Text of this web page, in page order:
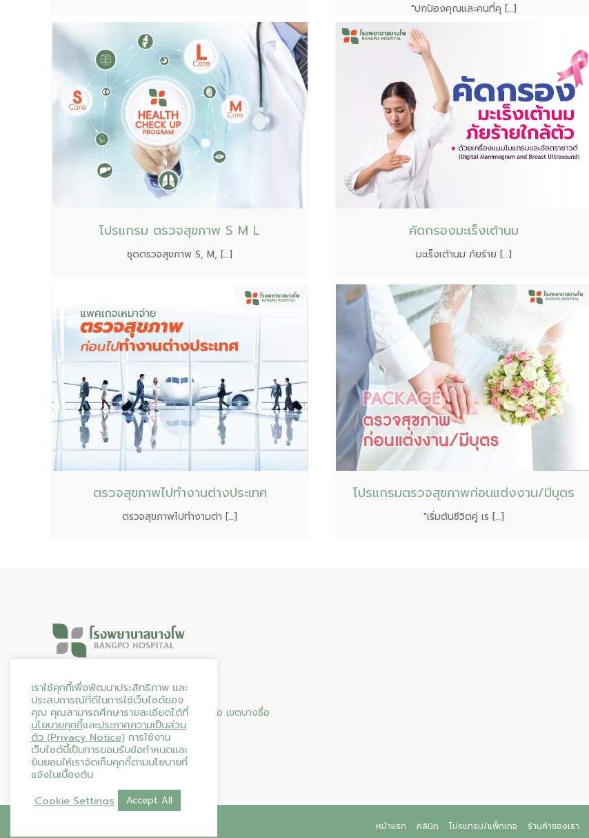
"ปกป้องคุณและคนที่คุ […]
โปรแกรม ตรวจสุขภาพ S M L
ชุดตรวจสุขภาพ S, M, […]
คัดกรองมะเร็งเต้านม
มะเร็งเต้านม ภัยร้าย […]
ตรวจสุขภาพไปทำงานต่างประเทศ
ตรวจสุขภาพไปทำงานต่า […]
โปรแกรมตรวจสุขภาพก่อนแต่งงาน/มีบุตร
"เริ่มต้นชีวิตคู่ เร […]
Hours & Info
95 ถนน ประชาราษฎร์ สาย 2 แขวงบางซื่อ เขตบางซื่อ
กรุงเทพมหานคร 10800
โทร. 02-587-0144
เปิดให้บริการตลอด 24 ชั่วโมง
หน้าแรก คลินิก โปรแกรม/แพ็กเกจ ร้านค้าของเรา
เราใช้คุกกี้เพื่อพัฒนาประสิทธิภาพ และ
ประสบการณ์ที่ดีในการใช้เว็บไซต์ของ
คุณ คุณสามารถศึกษารายละเอียดได้ที่
นโยบายคุกกี้และประกาศความเป็นส่วน
ตัว (Privacy Notice) การใช้งาน
เว็บไซต์นี้เป็นการยอมรับข้อกำหนดและ
ยินยอมให้เราจัดเก็บคุกกี้ตามนโยบายที่
แจ้งในเบื้องต้น
Cookie Settings
Accept All